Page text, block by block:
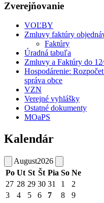
Zverejňovanie
VOĽBY
Zmluvy faktúry
Faktúry
Úradná tabuľa
Zmluvy a Faktúry do
Hospodárenie:
správa obce
VZN
Verejné vyhlášky
Ostatné dokumenty
MOaPS
Kalendár
August2026
Po Ut St Št Pia So Ne
27 28 29 30 31 1
2
3
4 5 6 7 8
9